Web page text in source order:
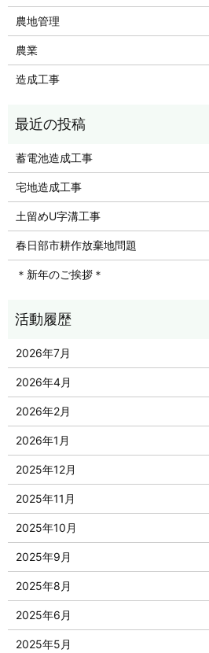
農地管理
農業
造成工事
蓄電池造成工事
宅地造成工事
土留めU字溝工事
春日部市耕作放棄地問題
＊新年のご挨拶＊
2026年7月
2026年4月
2026年2月
2026年1月
2025年12月
2025年11月
2025年10月
2025年9月
2025年8月
2025年6月
2025年5月